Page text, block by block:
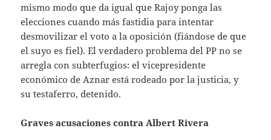
mismo modo que da igual que Rajoy ponga las
elecciones cuando más fastidia para intentar
desmovilizar el voto a la oposición (fiándose de que
el suyo es fiel). El verdadero problema del PP no se
arregla con subterfugios: el vicepresidente
económico de Aznar está rodeado por la justicia, y
su testaferro, detenido.
Graves acusaciones contra Albert Rivera